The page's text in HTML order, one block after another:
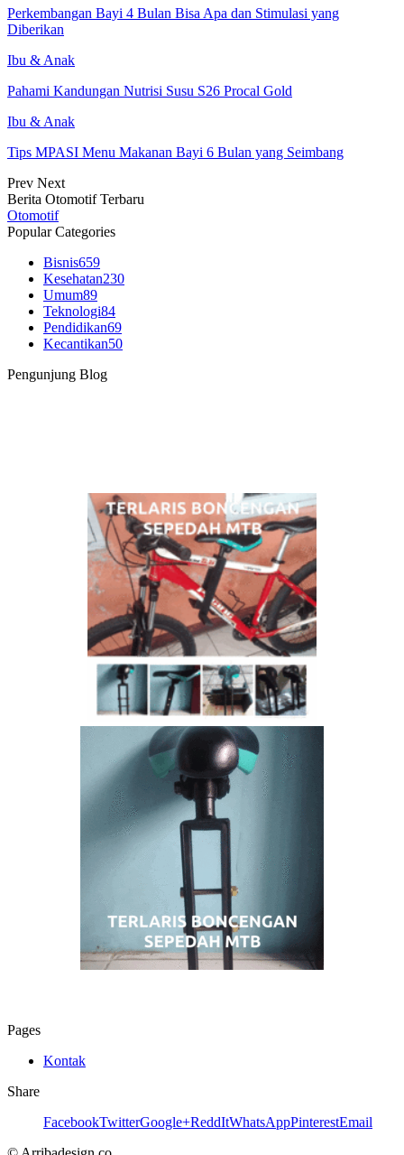
Perkembangan Bayi 4 Bulan Bisa Apa dan Stimulasi yang
Diberikan
Ibu & Anak
Pahami Kandungan Nutrisi Susu S26 Procal Gold
Ibu & Anak
Tips MPASI Menu Makanan Bayi 6 Bulan yang Seimbang
Prev Next
Berita Otomotif Terbaru
Otomotif
Popular Categories
Bisnis659
Kesehatan230
Umum89
Teknologi84
Pendidikan69
Kecantikan50
Pengunjung Blog
Pages
Kontak
Share
FacebookTwitterGoogle+ReddItWhatsAppPinterestEmail